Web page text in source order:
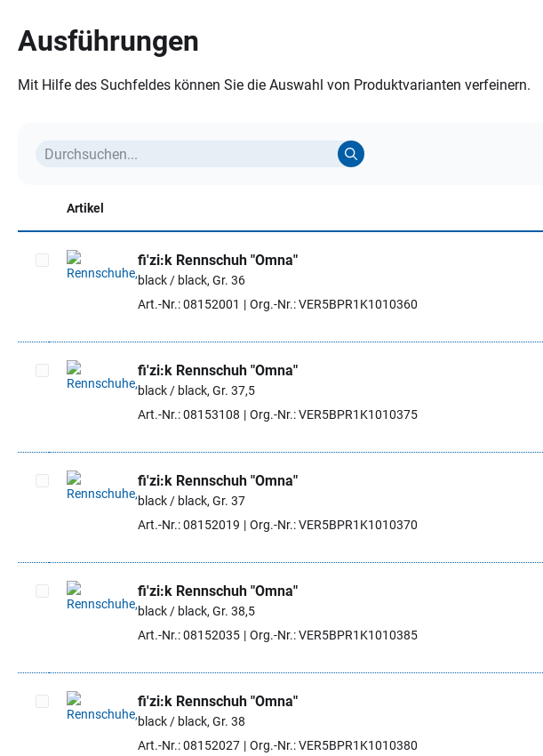
Ausführungen
Mit Hilfe des Suchfeldes können Sie die Auswahl von Produktvarianten verfeinern.
Artikel
Artikel auswählen
fi'zi:k Rennschuh "Omna"
black / black, Gr. 36
Art.-Nr.: 08152001
Org.-Nr.: VER5BPR1K1010360
Artikel auswählen
fi'zi:k Rennschuh "Omna"
black / black, Gr. 37,5
Art.-Nr.: 08153108
Org.-Nr.: VER5BPR1K1010375
Artikel auswählen
fi'zi:k Rennschuh "Omna"
black / black, Gr. 37
Art.-Nr.: 08152019
Org.-Nr.: VER5BPR1K1010370
Artikel auswählen
fi'zi:k Rennschuh "Omna"
black / black, Gr. 38,5
Art.-Nr.: 08152035
Org.-Nr.: VER5BPR1K1010385
Artikel auswählen
fi'zi:k Rennschuh "Omna"
black / black, Gr. 38
Art.-Nr.: 08152027
Org.-Nr.: VER5BPR1K1010380